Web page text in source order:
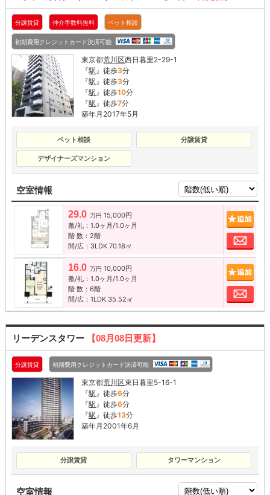
分譲賃貸 仲介手数料無料 ペット相談
初期費用クレジットカード決済可能
東京都荒川区西日暮里2-29-1
『駅 』徒歩3分
『駅 』徒歩3分
『駅 』徒歩10分
『駅 』徒歩7分
築年月2017年5月
ペット相談 分譲賃貸
デザイナーズマンション
空室情報
29.0 万円 15,000円
敷/礼：1.0ヶ月/1.0ヶ月
階 数：2階
間/広：3LDK 70.18㎡
お
16.0 万円 10,000円
敷/礼：1.0ヶ月/1.0ヶ月
階 数：6階
間/広：1LDK 35.52㎡
お
リーデンスタワー 【08月08日更新】
分譲賃貸 初期費用クレジットカード決済可能
東京都荒川区東日暮里5-16-1
『駅 』徒歩6分
『駅 』徒歩6分
『駅 』徒歩13分
築年月2001年6月
分譲賃貸 タワーマンション
空室情報